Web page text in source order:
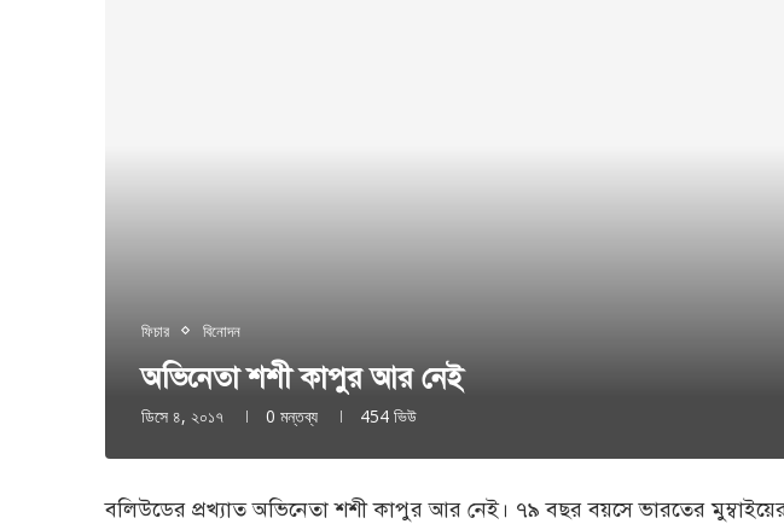
ফিচার বিনোদন
অভিনেতা শশী কাপুর আর নেই
ডিসে ৪, ২০১৭ 0 মন্তব্য 454 ভিউ
বলিউডের প্রখ্যাত অভিনেতা শশী কাপুর আর নেই। ৭৯ বছর বয়সে ভারতের